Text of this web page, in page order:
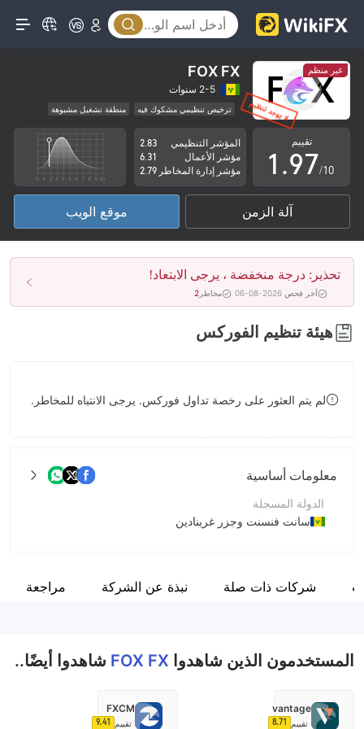
غير منظم FOX FX
2-5 سنوات
ترخيص تنظيمي مشكوك فيه
منطقة تشغيل مشبوهة
مخاطر عالية
تقييم
0
1
2
3
4
5
6
7
8
.
5
6
7
8
9
3
4
5
6
7
8
9
/10
المؤشر التنظيمي
2.83
مؤشر الأعمال
6.31
مؤشر إدارة المخاطر 2.79
آلة الزمن موقع الويب
تحذير: درجة منخفضة ، يرجى الابتعاد!
آخر فحص 2026-08-06 مخاطر 2
هيئة تنظيم الفوركس
لم يتم العثور على رخصة تداول فوركس. يرجى الانتباه للمخاطر.
معلومات أساسية
الدولة المسجلة
سانت فنسنت وجزر غرينادين
اسم الشركة
شركات ذات صلة نبذة عن الشركة مراجعة
المستخدمون الذين شاهدوا FOX FX شاهدوا أيضًا..
vantage
تقييم 8.71
FXCM
تقييم 9.41